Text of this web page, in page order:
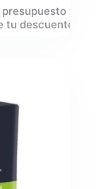
y
tu descuento